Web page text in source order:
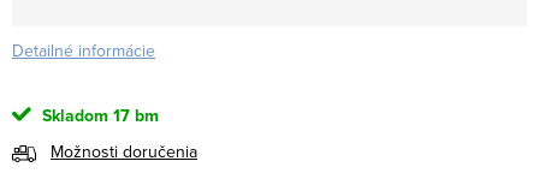
Detailné informácie
Skladom 17 bm
Možnosti doručenia